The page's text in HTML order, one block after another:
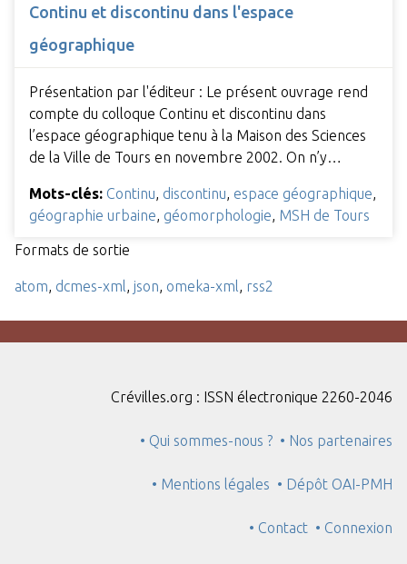
Continu et discontinu dans l'espace
géographique
Présentation par l'éditeur : Le présent ouvrage rend
compte du colloque Continu et discontinu dans
l’espace géographique tenu à la Maison des Sciences
de la Ville de Tours en novembre 2002. On n’y…
Mots-clés: Continu discontinu espace géographique
géographie urbaine géomorphologie MSH de Tours
Formats de sortie
atom dcmes-xml json omeka-xml rss2
Crévilles.org : ISSN électronique 2260-2046
• Qui sommes-nous ? • Nos partenaires
• Mentions légales • Dépôt OAI-PMH
• Contact • Connexion